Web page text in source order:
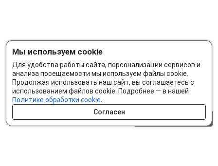
Мы используем cookie
Для удобства работы сайта, персонализации сервисов и
анализа посещаемости мы используем файлы cookie.
Продолжая использовать наш сайт, вы соглашаетесь с
использованием файлов cookie. Подробнее — в нашей
Политике обработки cookie.
Согласен